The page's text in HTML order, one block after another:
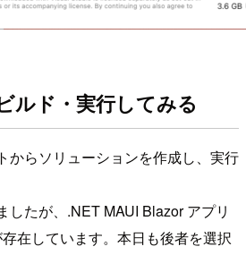
ルド・実行してみる
からソリューションを作成し、実行
したが、.NET MAUI Blazor アプリ
在しています。本日も後者を選択